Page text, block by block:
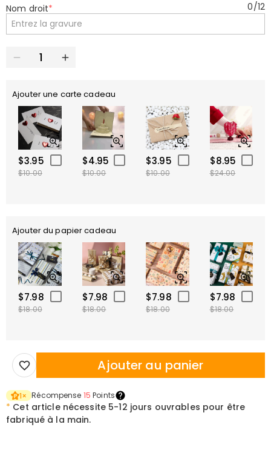
Nom droit* 0/12
Ajouter une carte cadeau
$3.95
$10.00
$4.95
$10.00
$3.95
$10.00
$8.95
$24.00
Ajouter du papier cadeau
$7.98
$18.00
$7.98
$18.00
$7.98
$18.00
$7.98
$18.00
Ajouter au panier
1× Récompense 15 Points
* Cet article nécessite 5-12 jours ouvrables pour être
fabriqué à la main.